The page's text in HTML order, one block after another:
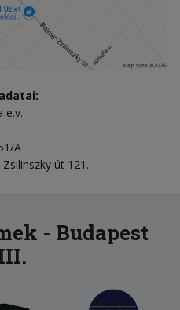
e.v.
A
út 121.
- Budapest